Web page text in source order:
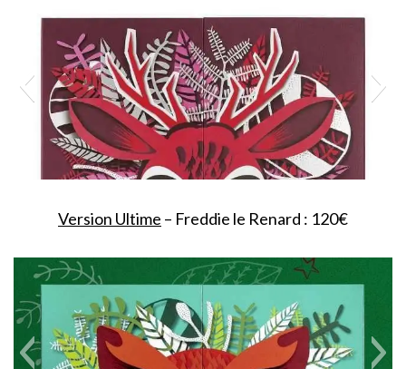
Version Ultime – Freddie le Renard : 120€